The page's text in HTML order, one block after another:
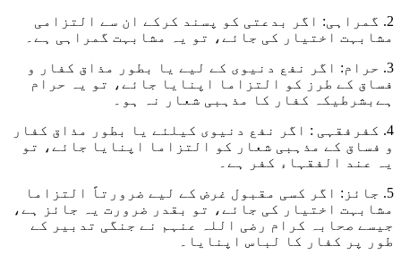
2. گمراہی: اگر بدعتی کو پسند کرکے ان سے التزامی
مشابہت اختیار کی جائے، تو یہ مشابہت گمراہی ہے۔
3. حرام: اگر نفع دنیوی کے لیے یا بطور مذاق کفار و
فساق کے طرز کو التزاما اپنایا جائے، تو یہ حرام
ہےبشرطیکہ کفار کا مذہبی شعار نہ ہو۔
4. کفرفقہی : اگر نفع دنیوی کیلئے یا بطور مذاق کفار
و فساق کے مذہبی شعار کو التزاما اپنایا جائے، تو
یہ عند الفقہاء کفر ہے۔
5. جائز: اگر کسی مقبول غرض کے لیے ضرورتاً التزاما
مشابہت اختیار کی جائے، تو بقدر ضرورت یہ جائز ہے،
جیسے صحابہ کرام رضی اللہ عنہم نے جنگی تدبیر کے
طور پر کفار کا لباس اپنایا۔